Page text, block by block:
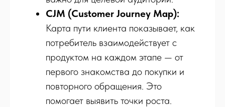
CJM (Customer Journey Map):
Карта пути клиента показывает, как
потребитель взаимодействует с
продуктом на каждом этапе — от
первого знакомства до покупки и
повторного обращения. Это
помогает выявить точки роста.